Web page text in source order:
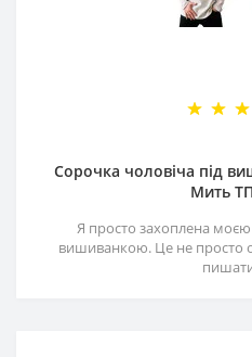
Сорочка чоловіча під
Мить
Я просто захоплена
вишиванкою. Це не просто